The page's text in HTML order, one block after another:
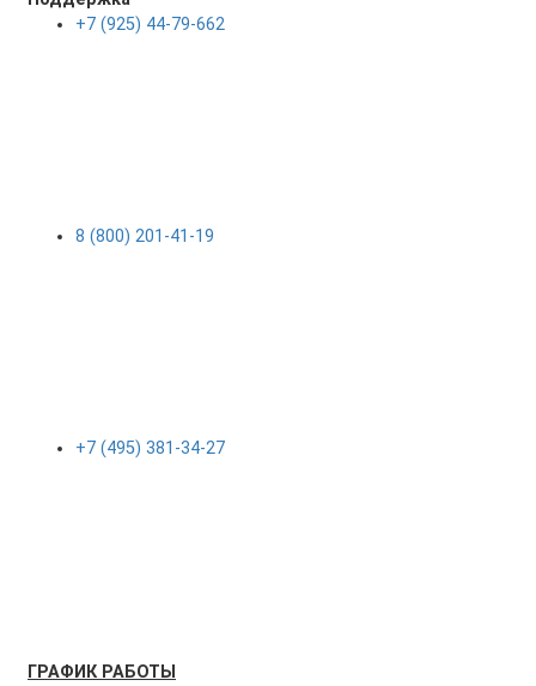
+7 (925) 44-79-662
8 (800) 201-41-19
+7 (495) 381-34-27
ГРАФИК РАБОТЫ